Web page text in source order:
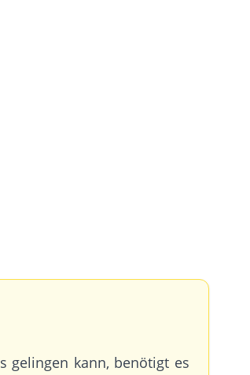
gelingen kann, benötigt es